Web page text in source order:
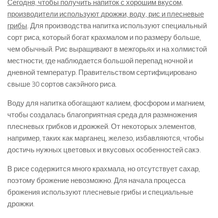
Сегодня, чтобы получить напиток с хорошим вкусом,
производители используют дрожжи, воду, рис и плесневые
грибы. Для производства напитка используют специальный
сорт риса, который богат крахмалом и по размеру больше,
чем обычный. Рис выращивают в межгорьях и на холмистой
местности, где наблюдается большой перепад ночной и
дневной температур. Правительством сертифицировано
свыше 30 сортов сакэйного риса.
Воду для напитка обогащают калием, фосфором и магнием,
чтобы создалась благоприятная среда для размножения
плесневых грибков и дрожжей. От некоторых элементов,
например, таких как марганец, железо, избавляются, чтобы
достичь нужных цветовых и вкусовых особенностей сакэ.
В рисе содержится много крахмала, но отсутствует сахар,
поэтому брожение невозможно. Для начала процесса
брожения используют плесневые грибы и специальные
дрожжи.